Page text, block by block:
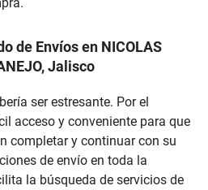
de Envíos en NICOLAS
Jalisco
ser estresante. Por el
acceso y conveniente para que
completar y continuar con su
de envío en toda la
la búsqueda de servicios de